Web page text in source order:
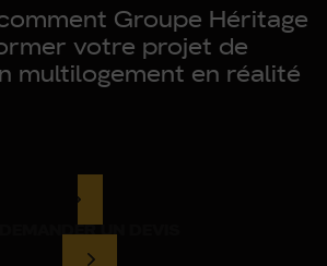
Groupe Héritage
votre projet de
multilogement en réalité
DEMANDER UN DEVIS